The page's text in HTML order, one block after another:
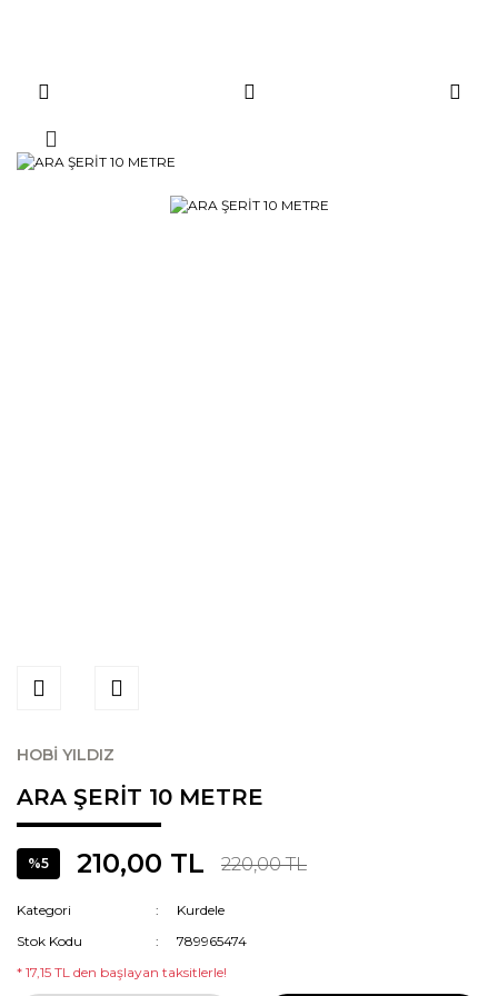
HOBİ YILDIZ
ARA ŞERİT 10 METRE
%5 210,00 TL 220,00 TL
Kategori
Kurdele
Stok Kodu
789965474
* 17,15 TL den başlayan taksitlerle!